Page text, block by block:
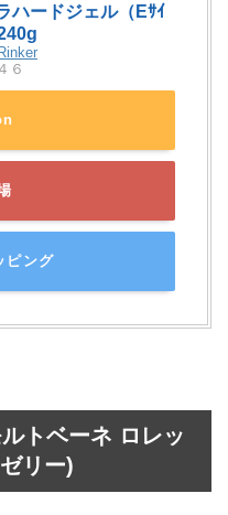
ハードジェル（Eｻｲ
６
ピング
トベーネ ロレッ
リー)